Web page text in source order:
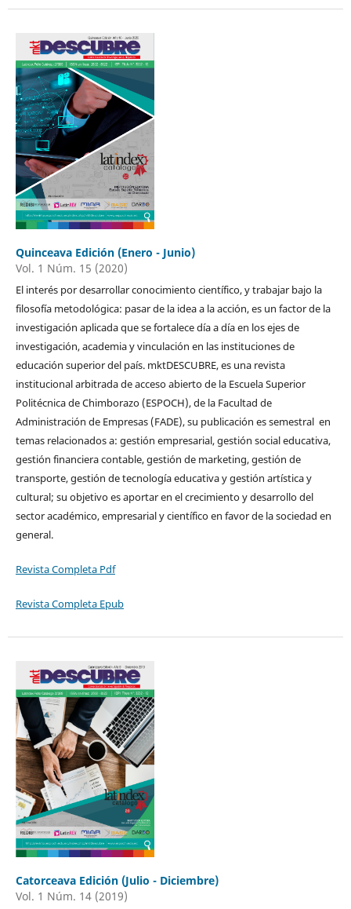
Quinceava Edición (Enero - Junio)
Vol. 1 Núm. 15 (2020)
El interés por desarrollar conocimiento científico, y trabajar bajo la
filosofía metodológica: pasar de la idea a la acción, es un factor de la
investigación aplicada que se fortalece día a día en los ejes de
investigación, academia y vinculación en las instituciones de
educación superior del país. mktDESCUBRE, es una revista
institucional arbitrada de acceso abierto de la Escuela Superior
Politécnica de Chimborazo (ESPOCH), de la Facultad de
Administración de Empresas (FADE), su publicación es semestral en
temas relacionados a: gestión empresarial, gestión social educativa,
gestión financiera contable, gestión de marketing, gestión de
transporte, gestión de tecnología educativa y gestión artística y
cultural; su objetivo es aportar en el crecimiento y desarrollo del
sector académico, empresarial y científico en favor de la sociedad en
general.
Revista Completa Pdf
Revista Completa Epub
Catorceava Edición (Julio - Diciembre)
Vol. 1 Núm. 14 (2019)